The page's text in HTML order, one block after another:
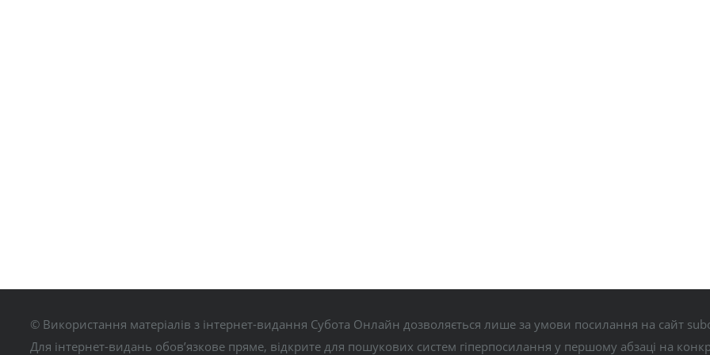
© Використання матеріалів з інтернет-видання Субота Онлайн дозволяється лише за умови посилання на сайт
Для інтернет-видань обов’язкове пряме, відкрите для пошукових систем гіперпосилання у першому абзаці на